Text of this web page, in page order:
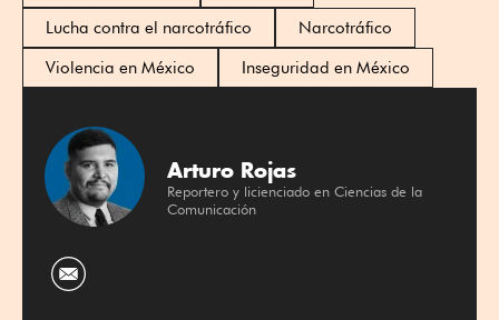
Lucha contra el narcotráfico
Narcotráfico
Violencia en México
Inseguridad en México
Arturo Rojas
Reportero y licienciado en Ciencias de la
Comunicación